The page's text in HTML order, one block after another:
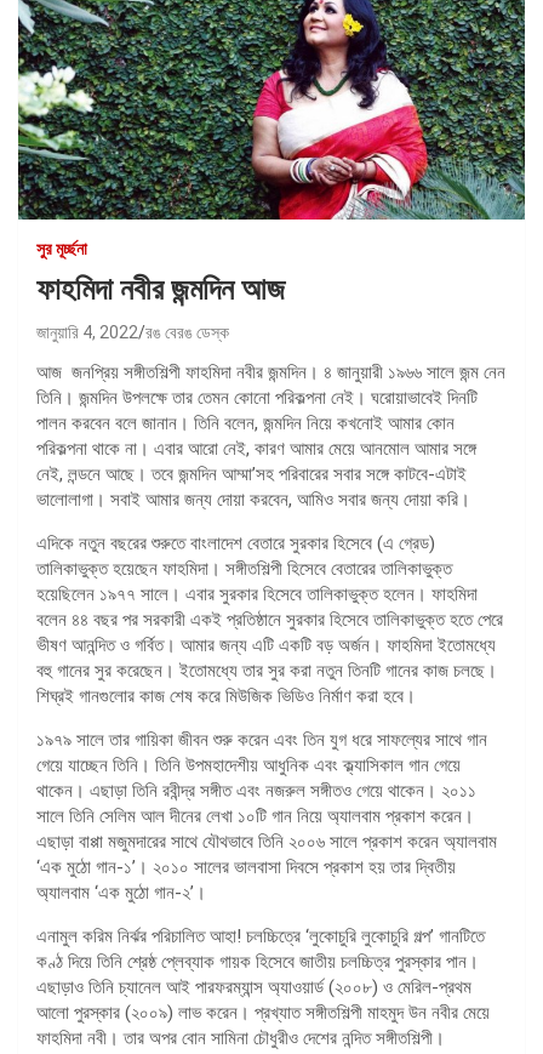
সুর মূর্চ্ছনা
ফাহমিদা নবীর জন্মদিন আজ
জানুয়ারি 4, 2022 রঙ বেরঙ ডেস্ক
আজ জনপ্রিয় সঙ্গীতশিল্পী ফাহমিদা নবীর জন্মদিন। ৪ জানুয়ারী ১৯৬৬ সালে জন্ম নেন
তিনি। জন্মদিন উপলক্ষে তার তেমন কোনো পরিকল্পনা নেই। ঘরোয়াভাবেই দিনটি
পালন করবেন বলে জানান। তিনি বলেন, জন্মদিন নিয়ে কখনোই আমার কোন
পরিকল্পনা থাকে না। এবার আরো নেই, কারণ আমার মেয়ে আনমোল আমার সঙ্গে
নেই, লন্ডনে আছে। তবে জন্মদিন আম্মা’সহ পরিবারের সবার সঙ্গে কাটবে-এটাই
ভালোলাগা। সবাই আমার জন্য দোয়া করবেন, আমিও সবার জন্য দোয়া করি।
এদিকে নতুন বছরের শুরুতে বাংলাদেশ বেতারে সুরকার হিসেবে (এ গ্রেড)
তালিকাভুক্ত হয়েছেন ফাহমিদা। সঙ্গীতশিল্পী হিসেবে বেতারের তালিকাভুক্ত
হয়েছিলেন ১৯৭৭ সালে। এবার সুরকার হিসেবে তালিকাভুক্ত হলেন। ফাহমিদা
বলেন ৪৪ বছর পর সরকারী একই প্রতিষ্ঠানে সুরকার হিসেবে তালিকাভুক্ত হতে পেরে
ভীষণ আনন্দিত ও গর্বিত। আমার জন্য এটি একটি বড় অর্জন। ফাহমিদা ইতোমধ্যে
বহু গানের সুর করেছেন। ইতোমধ্যে তার সুর করা নতুন তিনটি গানের কাজ চলছে।
শিঘ্রই গানগুলোর কাজ শেষ করে মিউজিক ভিডিও নির্মাণ করা হবে।
১৯৭৯ সালে তার গায়িকা জীবন শুরু করেন এবং তিন যুগ ধরে সাফল্যের সাথে গান
গেয়ে যাচ্ছেন তিনি। তিনি উপমহাদেশীয় আধুনিক এবং ক্ল্যাসিকাল গান গেয়ে
থাকেন। এছাড়া তিনি রবীন্দ্র সঙ্গীত এবং নজরুল সঙ্গীতও গেয়ে থাকেন। ২০১১
সালে তিনি সেলিম আল দীনের লেখা ১০টি গান নিয়ে অ্যালবাম প্রকাশ করেন।
এছাড়া বাপ্পা মজুমদারের সাথে যৌথভাবে তিনি ২০০৬ সালে প্রকাশ করেন অ্যালবাম
‘এক মুঠো গান-১’। ২০১০ সালের ভালবাসা দিবসে প্রকাশ হয় তার দ্বিতীয়
অ্যালবাম ‘এক মুঠো গান-২’।
এনামুল করিম নির্ঝর পরিচালিত আহা! চলচ্চিত্রে ‘লুকোচুরি লুকোচুরি গল্প’ গানটিতে
কণ্ঠ দিয়ে তিনি শ্রেষ্ঠ প্লেব্যাক গায়ক হিসেবে জাতীয় চলচ্চিত্র পুরস্কার পান।
এছাড়াও তিনি চ্যানেল আই পারফরম্যান্স অ্যাওয়ার্ড (২০০৮) ও মেরিল-প্রথম
আলো পুরস্কার (২০০৯) লাভ করেন। প্রখ্যাত সঙ্গীতশিল্পী মাহমুদ উন নবীর মেয়ে
ফাহমিদা নবী। তার অপর বোন সামিনা চৌধুরীও দেশের নন্দিত সঙ্গীতশিল্পী।